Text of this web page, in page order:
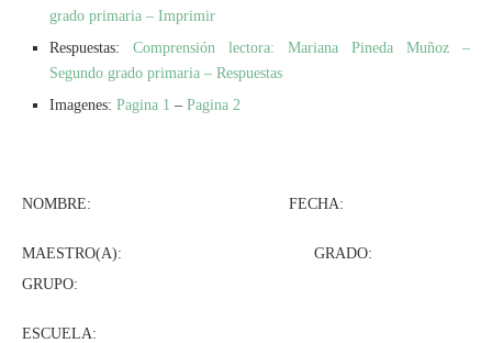
grado primaria – Imprimir
Respuestas: Comprensión lectora: Mariana Pineda Muñoz –
Segundo grado primaria – Respuestas
Imagenes: Pagina 1 – Pagina 2
NOMBRE: FECHA:
MAESTRO(A): GRADO:
GRUPO:
ESCUELA: